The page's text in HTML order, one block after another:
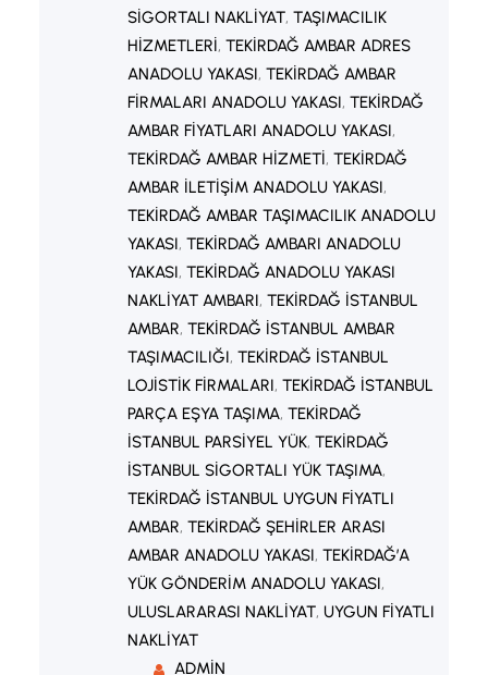
SIGORTALI NAKLIYAT, TAŞIMACILIK
HIZMETLERI, TEKIRDAĞ AMBAR ADRES
ANADOLU YAKASI, TEKIRDAĞ AMBAR
FIRMALARI ANADOLU YAKASI, TEKIRDAĞ
AMBAR FIYATLARI ANADOLU YAKASI
TEKIRDAĞ AMBAR HIZMETI, TEKIRDAĞ
AMBAR ILETIŞIM ANADOLU YAKASI
TEKIRDAĞ AMBAR TAŞIMACILIK ANADOLU
YAKASI, TEKIRDAĞ AMBARI ANADOLU
YAKASI, TEKIRDAĞ ANADOLU YAKASI
NAKLIYAT AMBARI, TEKIRDAĞ İSTANBUL
AMBAR, TEKIRDAĞ İSTANBUL AMBAR
TAŞIMACILIĞI, TEKIRDAĞ İSTANBUL
LOJISTIK FIRMALARI, TEKIRDAĞ İSTANBUL
PARÇA EŞYA TAŞIMA, TEKIRDAĞ
İSTANBUL PARSIYEL YÜK, TEKIRDAĞ
İSTANBUL SIGORTALI YÜK TAŞIMA
TEKIRDAĞ İSTANBUL UYGUN FIYATLI
AMBAR, TEKIRDAĞ ŞEHIRLER ARASI
AMBAR ANADOLU YAKASI, TEKIRDAĞ’A
YÜK GÖNDERIM ANADOLU YAKASI
ULUSLARARASI NAKLIYAT, UYGUN FIYATLI
NAKLIYAT
ADMIN